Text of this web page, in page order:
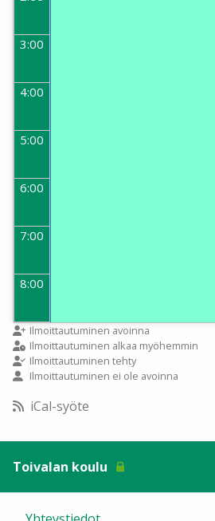
3:00
4:00
5:00
6:00
7:00
8:00
9:00
10:00
12:00
Ilmoittautuminen avoinna
Ilmoittautuminen alkaa myöhemmin
Ilmoittautuminen tehty
Ilmoittautuminen ei ole avoinna
iCal-syöte
Toivalan koulu